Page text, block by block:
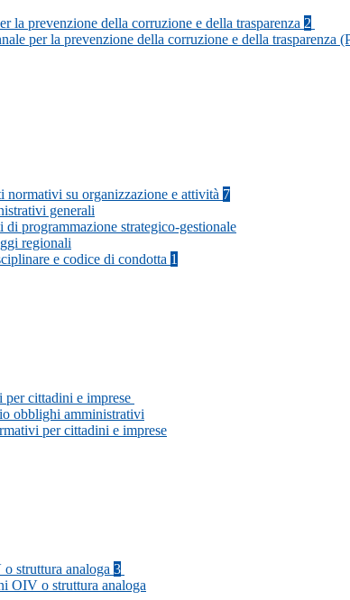
la prevenzione della corruzione e della trasparenza 2
per la prevenzione della corruzione e della trasparenza
normativi su organizzazione e attività 7
generali
di programmazione strategico-gestionale
regionali
e codice di condotta 1
cittadini e imprese
obblighi amministrativi
per cittadini e imprese
struttura analoga 3
OIV o struttura analoga